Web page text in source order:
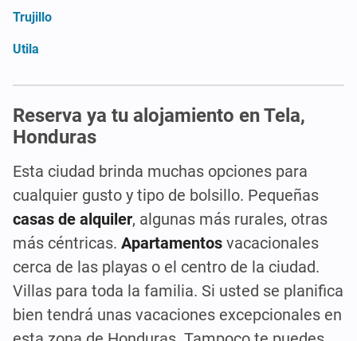
Trujillo
Utila
Reserva ya tu alojamiento en Tela,
Honduras
Esta ciudad brinda muchas opciones para
cualquier gusto y tipo de bolsillo. Pequeñas
casas de alquiler, algunas más rurales, otras
más céntricas. Apartamentos vacacionales
cerca de las playas o el centro de la ciudad.
Villas para toda la familia. Si usted se planifica
bien tendrá unas vacaciones excepcionales en